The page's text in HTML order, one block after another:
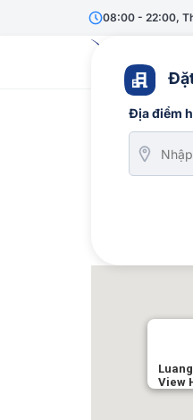
08:00 - 22:00,
Địa điểm
View